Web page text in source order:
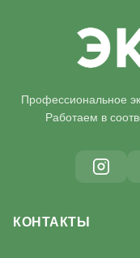
Профессиональное
Работаем в
КОНТАКТЫ